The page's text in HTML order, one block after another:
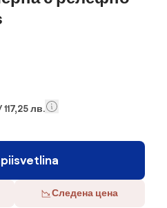
лв.
Следена цена